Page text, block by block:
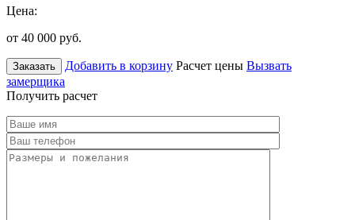
Цена:
от 40 000 руб.
Заказать Добавить в корзину Расчет цены Вызвать
замерщика
Получить расчет